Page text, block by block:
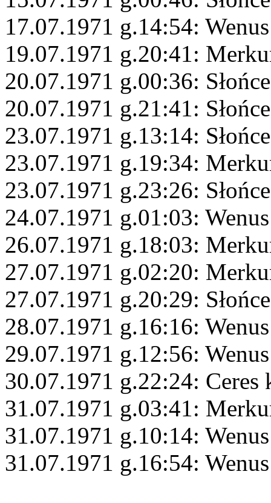
17.07.1971 g.14:54:
19.07.1971 g.20:41:
20.07.1971 g.00:36:
20.07.1971 g.21:41:
23.07.1971 g.13:14:
23.07.1971 g.19:34:
23.07.1971 g.23:26:
24.07.1971 g.01:03:
26.07.1971 g.18:03:
27.07.1971 g.02:20:
27.07.1971 g.20:29:
28.07.1971 g.16:16:
29.07.1971 g.12:56:
30.07.1971 g.22:24: Ceres
31.07.1971 g.03:41:
31.07.1971 g.10:14:
31.07.1971 g.16:54: